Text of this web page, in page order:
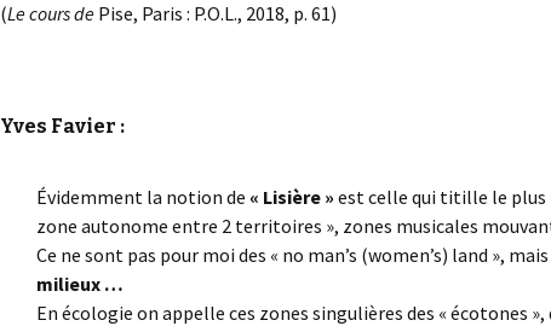
(Le cours de Pise, Paris : P.O.L., 2018, p. 61)
Yves Favier :
Évidemment la notion de « Lisière » est celle qui titille le plus
zone autonome entre 2 territoires », zones musicales
Ce ne sont pas pour moi des « no man’s (women’s) land »,
milieux …
En écologie on appelle ces zones singulières des « écotones